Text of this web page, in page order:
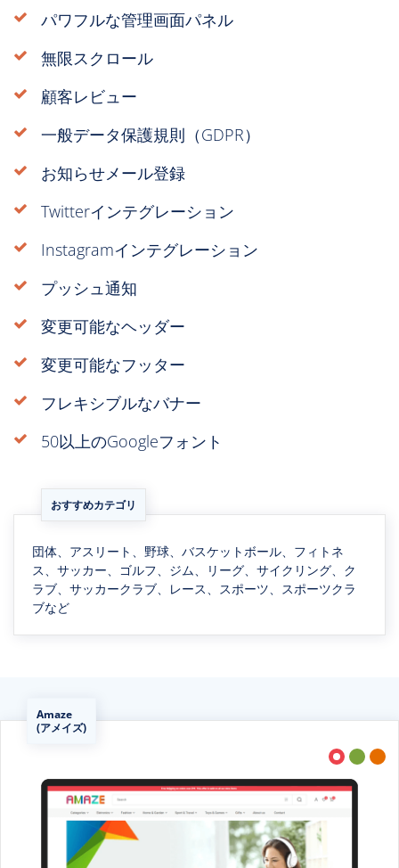
パワフルな管理画面パネル
無限スクロール
顧客レビュー
一般データ保護規則（GDPR）
お知らせメール登録
Twitterインテグレーション
Instagramインテグレーション
プッシュ通知
変更可能なヘッダー
変更可能なフッター
フレキシブルなバナー
50以上のGoogleフォント
おすすめカテゴリ
団体、アスリート、野球、バスケットボール、フィトネ
ス、サッカー、ゴルフ、ジム、リーグ、サイクリング、ク
ラブ、サッカークラブ、レース、スポーツ、スポーツクラ
ブなど
Amaze
(アメイズ)